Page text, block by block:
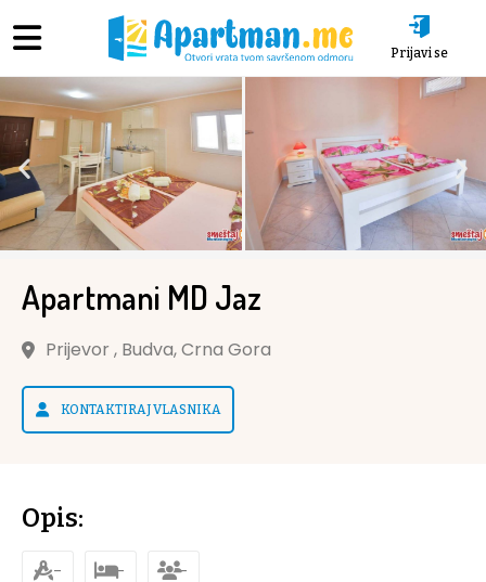
Prijavi se
Apartmani MD Jaz
Prijevor , Budva, Crna Gora
KONTAKTIRAJ VLASNIKA
Opis:
- - -